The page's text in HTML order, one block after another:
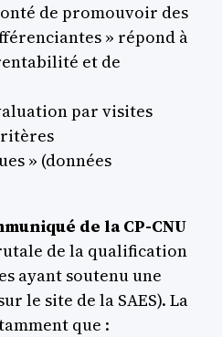
de promouvoir des
» répond à
et de
par visites
» (données
de la CP-CNU
de la qualification
ayant soutenu une
le site de la SAES). La
que :